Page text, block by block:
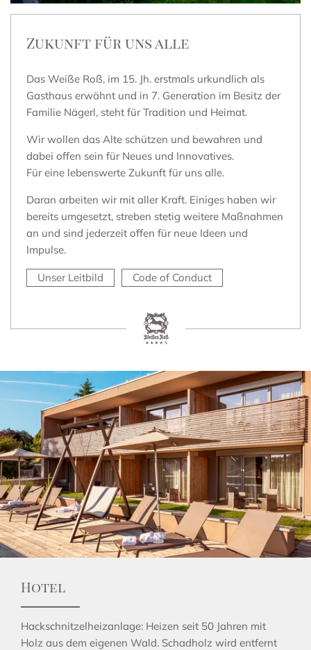
Zukunft für uns alle
Das Weiße Roß, im 15. Jh. erstmals urkundlich als
Gasthaus erwähnt und in 7. Generation im Besitz der
Familie Nägerl, steht für Tradition und Heimat.
Wir wollen das Alte schützen und bewahren und
dabei offen sein für Neues und Innovatives.
Für eine lebenswerte Zukunft für uns alle.
Daran arbeiten wir mit aller Kraft. Einiges haben wir
bereits umgesetzt, streben stetig weitere Maßnahmen
an und sind jederzeit offen für neue Ideen und
Impulse.
Unser Leitbild Code of Conduct
Hotel
Hackschnitzelheizanlage: Heizen seit 50 Jahren mit
Holz aus dem eigenen Wald. Schadholz wird entfernt